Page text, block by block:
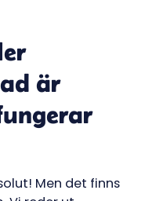
är
Men det finns